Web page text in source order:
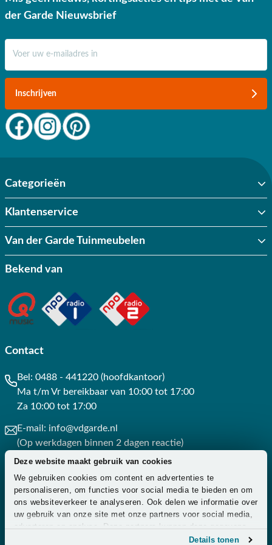
Deze website maakt gebruik van cookies
We gebruiken cookies om content en advertenties te
personaliseren, om functies voor social media te bieden en om
ons websiteverkeer te analyseren. Ook delen we informatie over
uw gebruik van onze site met onze partners voor social media,
adverteren en analyse. Deze partners kunnen deze gegevens
combineren met andere informatie die u aan ze heeft verstrekt
Details tonen
der Garde Nieuwsbrief
Inschrijven
Categorieën
Klantenservice
Van der Garde Tuinmeubelen
Bekend van
Contact
Bel: 0488 - 441220 (hoofdkantoor)
Ma t/m Vr bereikbaar van 10:00 tot 17:00
Za 10:00 tot 17:00
E-mail: info@vdgarde.nl
(Op werkdagen binnen 2 dagen reactie)
Whatsapp: 0488441220
(Op werkdagen binnen 3 uur reactie)